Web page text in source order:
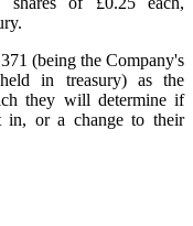
(being the Company's
in treasury) as the
they will determine if
in, or a change to their